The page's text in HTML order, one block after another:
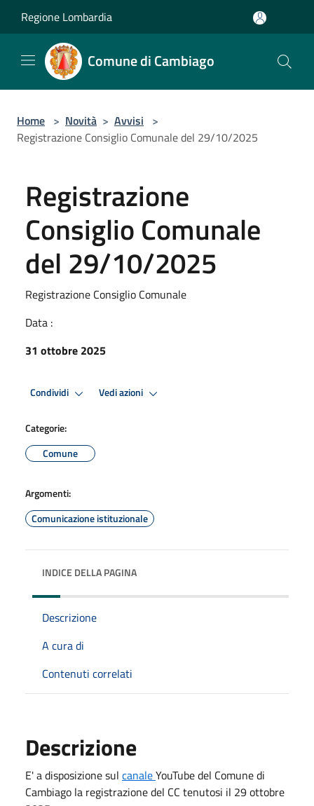
Regione Lombardia
Comune di Cambiago
Home > Novità > Avvisi >
Registrazione Consiglio Comunale del 29/10/2025
Registrazione
Consiglio Comunale
del 29/10/2025
Registrazione Consiglio Comunale
Data :
31 ottobre 2025
Condividi Vedi azioni
Categorie:
Comune
Argomenti:
Comunicazione istituzionale
INDICE DELLA PAGINA
Descrizione
A cura di
Contenuti correlati
Descrizione
E' a disposizione sul canaleYouTube del Comune di
Cambiago la registrazione del CC tenutosi il 29 ottobre